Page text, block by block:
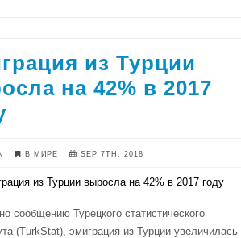
из Турции
на 42% в 2017
В МИРЕ SEP 7TH, 2018
сообщению Турецкого статистического
(TurkStat), эмиграция из Турции увеличилась